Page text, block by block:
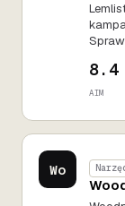
8.4
AIM
Wo